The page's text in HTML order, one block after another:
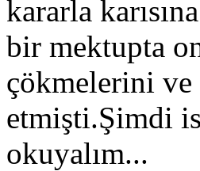
kararla
bir mektupta
çökmelerini ve
etmişti.Şimdi
okuyalım...